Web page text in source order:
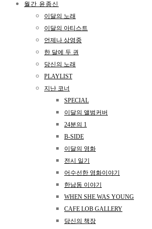
월간 윤종신
이달의 노래
이달의 아티스트
언제나 상영중
한 달에 두 권
당신의 노래
PLAYLIST
지난 코너
SPECIAL
이달의 앨범커버
24분의 1
B-SIDE
이달의 영화
전시 일기
어수선한 영화이야기
한남동 이야기
WHEN SHE WAS YOUNG
CAFE LOB GALLERY
당신의 책장